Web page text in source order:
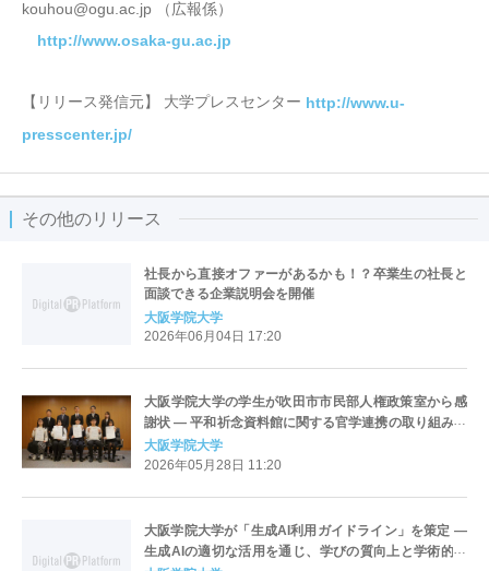
kouhou@ogu.ac.jp （広報係）
http://www.osaka-gu.ac.jp
【リリース発信元】 大学プレスセンター http://www.u-
presscenter.jp/
その他のリリース
社長から直接オファーがあるかも！？卒業生の社長と
面談できる企業説明会を開催
大阪学院大学
2026年06月04日 17:20
大阪学院大学の学生が吹田市市民部人権政策室から感
謝状 ― 平和祈念資料館に関する官学連携の取り組みが
評価
大阪学院大学
2026年05月28日 11:20
大阪学院大学が「生成AI利用ガイドライン」を策定 ―
生成AIの適切な活用を通じ、学びの質向上と学術的誠